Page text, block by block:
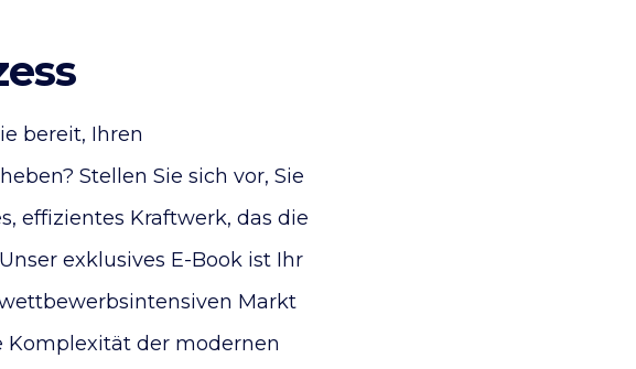
bereit, Ihren
Stellen Sie sich vor, Sie
effizientes Kraftwerk, das die
exklusives E-Book ist Ihr
Markt
Komplexität der modernen